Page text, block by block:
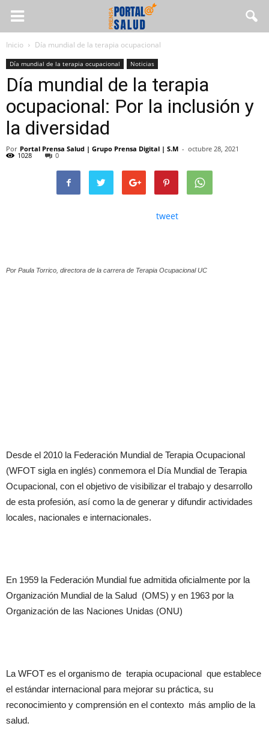
Inicio Día mundial de la terapia ocupacional
Día mundial de la terapia ocupacional Noticias
Día mundial de la terapia
ocupacional: Por la inclusión y
la diversidad
Por Portal Prensa Salud | Grupo Prensa Digital | S.M - octubre 28, 2021
1028 0
tweet
Por Paula Torrico, directora de la carrera de Terapia Ocupacional UC
Desde el 2010 la Federación Mundial de Terapia Ocupacional
(WFOT sigla en inglés) conmemora el Día Mundial de Terapia
Ocupacional, con el objetivo de visibilizar el trabajo y desarrollo
de esta profesión, así como la de generar y difundir actividades
locales, nacionales e internacionales.
En 1959 la Federación Mundial fue admitida oficialmente por la
Organización Mundial de la Salud (OMS) y en 1963 por la
Organización de las Naciones Unidas (ONU)
La WFOT es el organismo de terapia ocupacional que establece
el estándar internacional para mejorar su práctica, su
reconocimiento y comprensión en el contexto más amplio de la
salud.